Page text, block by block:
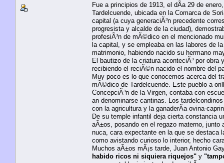
Fue a principios de 1913, el dÃ­a 29 de
Tardelcuende, ubicada en la Comarca de
capital (a cuya generaciÃ³n precedente
progresista y alcalde de la ciudad),
profesiÃ³n de mÃ©dico en el mencionado
la capital, y se empleaba en las labores de
matrimonio, habiendo nacido su hermano
El bautizo de la criatura aconteciÃ³ por
recibiendo el reciÃ©n nacido el nombre del
Muy poco es lo que conocemos acerca del
mÃ©dico de Tardelcuende. Este pueblo a
ConcepciÃ³n de la Virgen, contaba con
an denominarse cantinas. Los
con la agricultura y la ganaderÃ­a ovina-
De su temple infantil deja cierta constancia
aÃ±os, posando en el regazo materno,
nuca, cara expectante en la que se destaca
como avistando curioso lo interior, hecho
Muchos aÃ±os mÃ¡s tarde, Juan Antonio
habido ricos ni siquiera riquejos" y